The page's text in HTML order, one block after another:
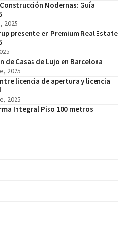
Modernas: Guía
2025
presente en Premium Real Estate
de Casas de Lujo en Barcelona
2025
licencia de apertura y licencia
2025
Integral Piso 100 metros